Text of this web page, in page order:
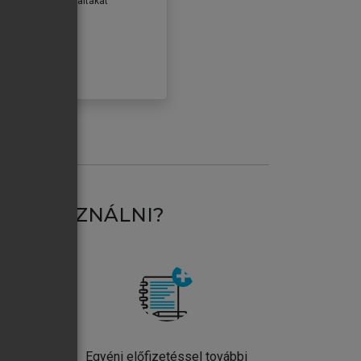
HASZNÁLNI?
Egyéni előfizetéssel további